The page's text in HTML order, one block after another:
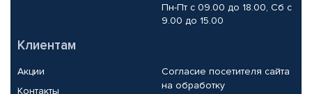
Пн-Пт с 09.00 до 18.00, Сб с
9.00 до 15.00
Клиентам
Акции
Контакты
Согласие посетителя сайта
на обработку